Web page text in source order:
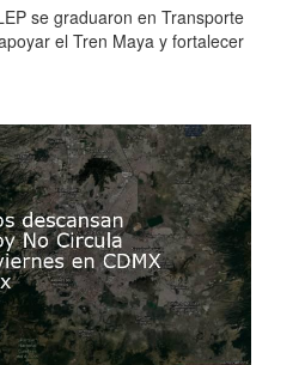
se graduaron en Transporte
el Tren Maya y fortalecer